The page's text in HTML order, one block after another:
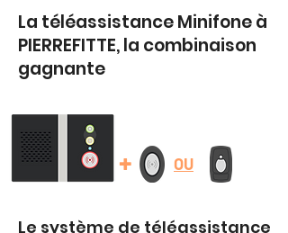
La téléassistance Minifone à
PIERREFITTE, la combinaison
gagnante
+ OU
Le système de téléassistance